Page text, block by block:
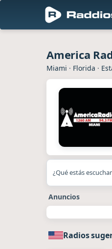
America
Miami · Florida ·
¿Qué estás
Anuncios
Radios